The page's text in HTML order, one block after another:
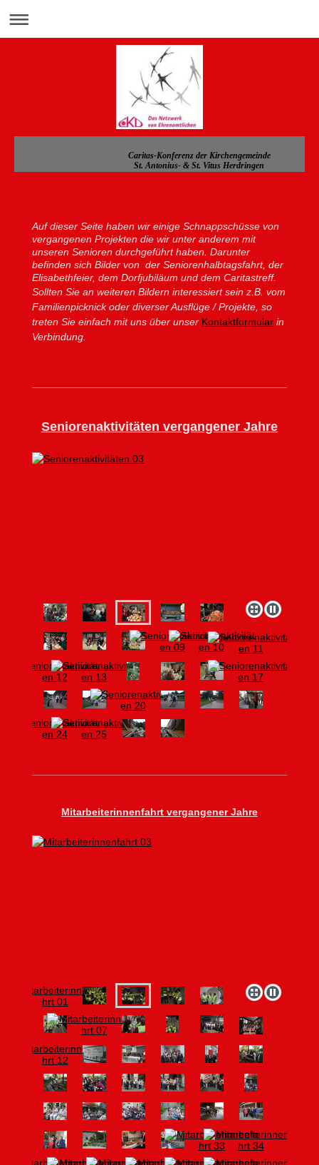
Caritas-Konferenz der Kirchengemeinde
St. Antonius- & St. Vitus Herdringen
Auf dieser Seite haben wir einige Schnappschüsse von
vergangenen Projekten die wir unter anderem mit
unseren Senioren durchgeführt haben. Darunter
befinden sich Bilder von der Seniorenhalbtagsfahrt, der
Elisabethfeier, dem Dorfjubiläum und dem Caritastreff.
Sollten Sie an weiteren Bildern interessiert sein z.B. vom
Familienpicknick oder diverser Ausflüge / Projekte, so
treten Sie einfach mit uns über unser Kontaktformular in
Verbindung.
Seniorenaktivitäten vergangener Jahre
Mitarbeiterinnenfahrt vergangener Jahre